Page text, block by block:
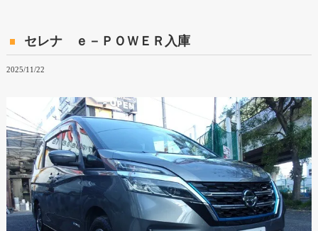
セレナ ｅ－ＰＯＷＥＲ入庫
2025/11/22